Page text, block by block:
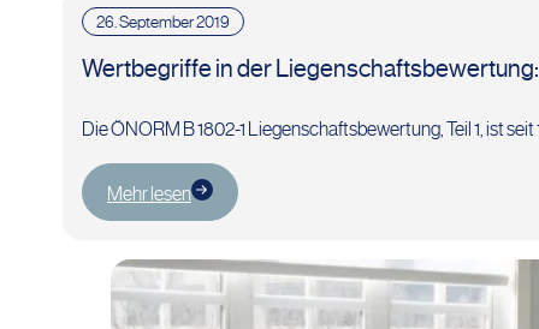
26. September 2019
Wertbegriffe in der
Die ÖNORM B 1802-1 Liegenschaftsbewertung, Teil 1, ist
Mehr lesen